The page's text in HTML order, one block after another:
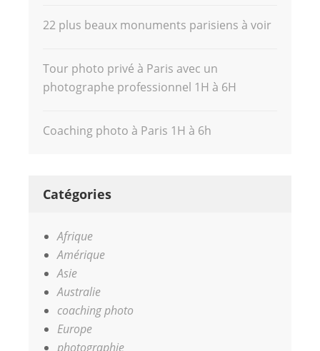
22 plus beaux monuments parisiens à voir
Tour photo privé à Paris avec un
photographe professionnel 1H à 6H
Coaching photo à Paris 1H à 6h
Catégories
Afrique
Amérique
Asie
Australie
coaching photo
Europe
photographie